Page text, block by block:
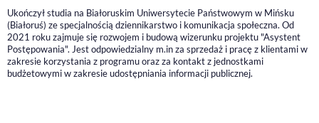
Ukończył studia na Białoruskim Uniwersytecie Państwowym w Mińsku
(Białoruś) ze specjalnością dziennikarstwo i komunikacja społeczna. Od
2021 roku zajmuje się rozwojem i budową wizerunku projektu "Asystent
Postępowania". Jest odpowiedzialny m.in za sprzedaż i pracę z klientami w
zakresie korzystania z programu oraz za kontakt z jednostkami
budżetowymi w zakresie udostępniania informacji publicznej.